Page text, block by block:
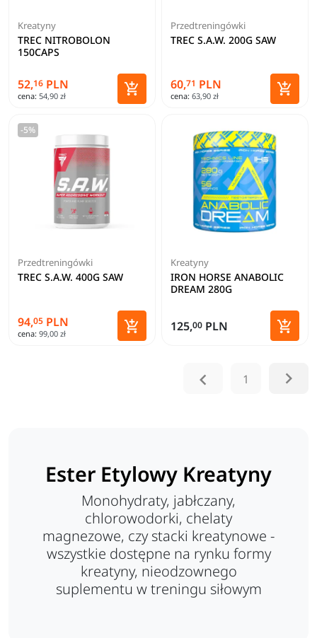
Kreatyny
TREC NITROBOLON
150CAPS
52,16 PLN
cena: 54,90 zł 
Dodaj do koszyka
Przedtreningówki
TREC S.A.W. 200G SAW
60,71 PLN
cena: 63,90 zł 
Dodaj
-5%
Przedtreningówki
TREC S.A.W. 400G SAW
94,05 PLN
cena: 99,00 zł 
Dodaj do koszyka
Kreatyny
IRON HORSE ANABOLIC
DREAM 280G
125,00 PLN 
Dodaj
 1 
Ester Etylowy Kreatyny
Monohydraty, jabłczany,
chlorowodorki, chelaty
magnezowe, czy stacki kreatynowe -
wszystkie dostępne na rynku formy
kreatyny, nieodzownego
suplementu w treningu siłowym